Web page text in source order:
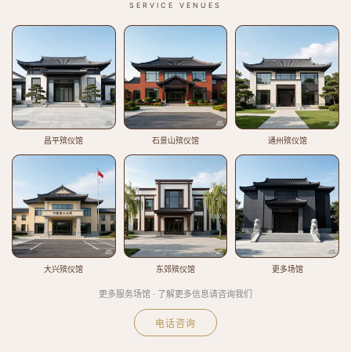
SERVICE VENUES
昌平殡仪馆 石景山殡仪馆 通州殡仪馆
大兴殡仪馆 东郊殡仪馆 更多场馆
更多服务场馆 · 了解更多信息请咨询我们
电话咨询